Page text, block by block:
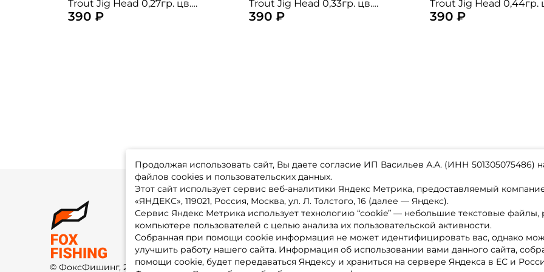
Trout Jig Head 0,27гр. цв.
fluro yellow 5шт. / вольфрам
390 ₽
Trout Jig Head 0,33гр. цв.
fluro orange 5шт. / вольфрам
390 ₽
Trout Jig Head 0,44гр.
black nickel 5шт. /
390 ₽
Продолжая использовать сайт, Вы даете согласие ИП Васильев А.А. (ИНН 501305075486)
файлов cookies и пользовательских данных.
Этот сайт использует сервис веб-аналитики Яндекс Метрика, предоставляемый
«ЯНДЕКС», 119021, Россия, Москва, ул. Л. Толстого, 16 (далее — Яндекс).
Сервис Яндекс Метрика использует технологию “cookie” — небольшие текстовые
компьютере пользователей с целью анализа их пользовательской активности.
Собранная при помощи cookie информация не может идентифицировать вас, однако
улучшить работу нашего сайта. Информация об использовании вами данного сайта,
помощи cookie, будет передаваться Яндексу и храниться на сервере Яндекса в ЕС и
© ФоксФишинг, 2009-2026
О магазине
Доставка
Оплата
Fox-bonus
Гуру
Контакты
Политика обработки ПД
Каталог товаров
Акции
Новинки
Бренды
Партнерская программа